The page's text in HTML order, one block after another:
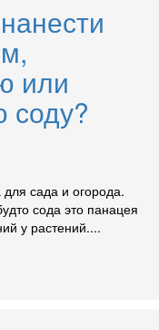
или
соду?
сада и огорода.
сода это панацея
у растений....